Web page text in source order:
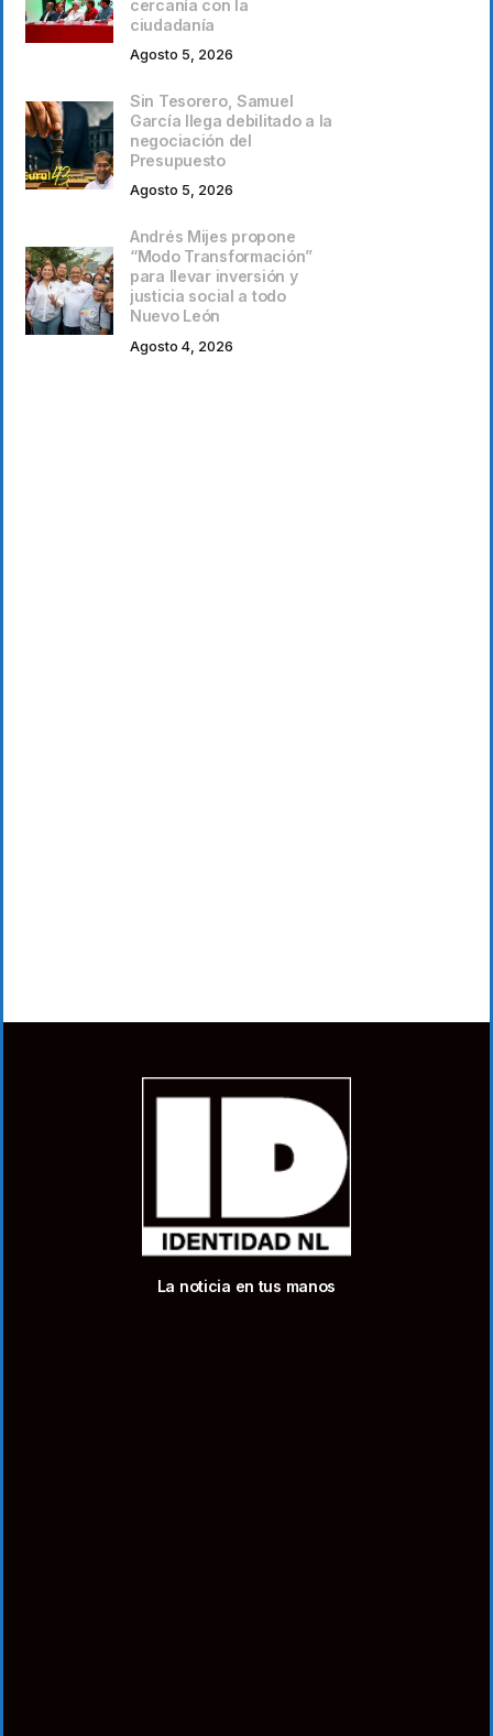
cercanía con la
ciudadanía
Agosto 5, 2026
Sin Tesorero, Samuel
García llega debilitado a la
negociación del
Presupuesto
Agosto 5, 2026
Andrés Mijes propone
“Modo Transformación”
para llevar inversión y
justicia social a todo
Nuevo León
Agosto 4, 2026
La noticia en tus manos